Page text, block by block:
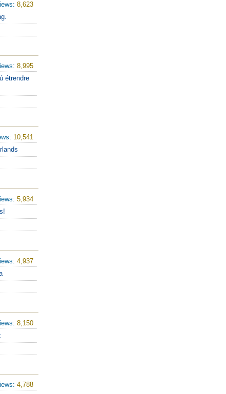
8,623
8,995
étrendre
10,541
5,934
4,937
8,150
4,788